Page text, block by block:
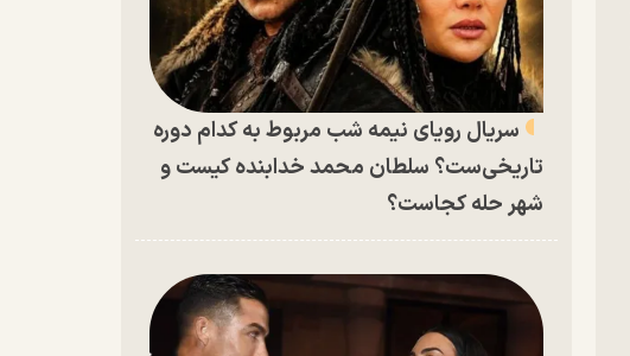
سریال رویای نیمه شب مربوط به کدام دوره
تاریخی‌ست؟ سلطان محمد خدابنده کیست و
شهر حله کجاست؟